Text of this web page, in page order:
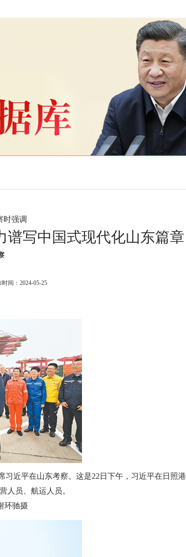
时强调
谱写中国式现代化山东篇章
间：2024-05-25
近平在山东考察。这是22日下午，习近平在日照港
人员、航运人员。
驰摄